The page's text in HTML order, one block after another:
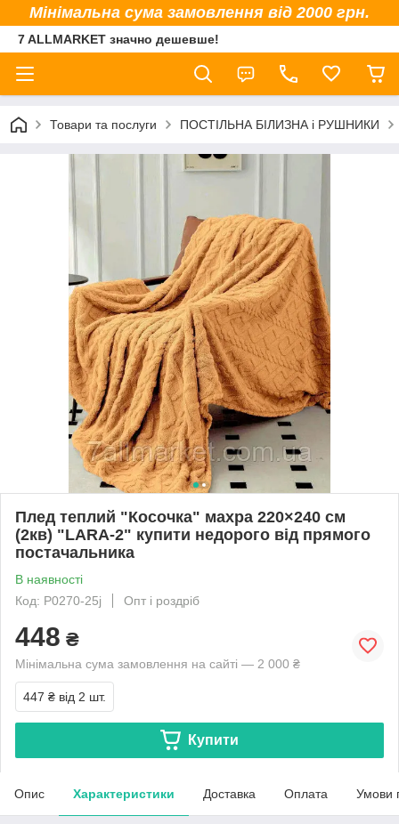
Мінімальна сума замовлення від 2000 грн.
7 ALLMARKET значно дешевше!
Товари та послуги ПОСТІЛЬНА БІЛИЗНА і РУШНИКИ
Плед теплий "Косочка" махра 220×240 см
(2кв) "LARA-2" купити недорого від прямого
постачальника
В наявності
Код: P0270-25j
Опт і роздріб
448 ₴
Мінімальна сума замовлення на сайті — 2 000 ₴
447 ₴ від 2 шт.
Купити
Опис Характеристики Доставка Оплата Умови